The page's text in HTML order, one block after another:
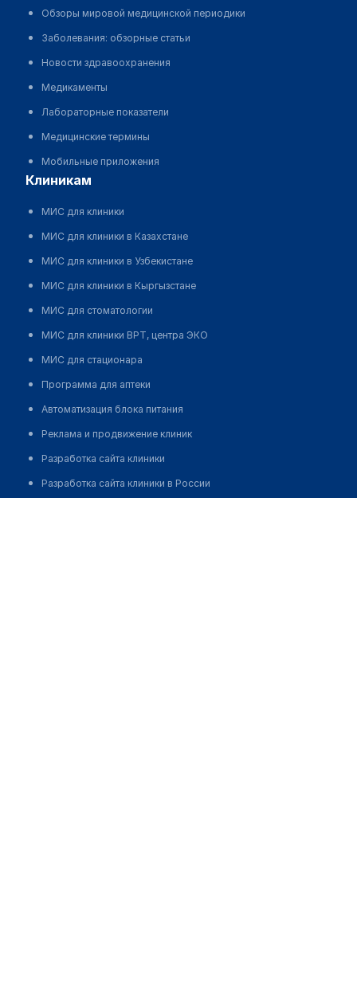
Обзоры мировой медицинской периодики
Заболевания: обзорные статьи
Новости здравоохранения
Медикаменты
Лабораторные показатели
Медицинские термины
Мобильные приложения
клиникам
МИС для клиники
МИС для клиники в Казахстане
МИС для клиники в Узбекистане
МИС для клиники в Кыргызстане
МИС для стоматологии
МИС для клиники ВРТ, центра ЭКО
МИС для стационара
Программа для аптеки
Автоматизация блока питания
Реклама и продвижение клиник
Разработка сайта клиники
Разработка сайта клиники в России